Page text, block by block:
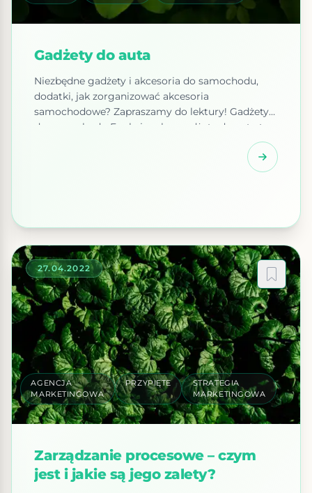
Gadżety do auta
Niezbędne gadżety i akcesoria do samochodu,
dodatki, jak zorganizować akcesoria
samochodowe? Zapraszamy do lektury! Gadżety
do samochodu Funkcjonalne gadżety do auta to
coś więcej, niż środki niezbędne do utrzymania
pojazdu w czystości. Wręcz przeciwnie – gros z
nich ma zapewnić użytkownikowi maksimum
27.04.2022
AGENCJA
MARKETINGOWA
PRZYPIĘTE
STRATEGIA
MARKETINGOWA
Zarządzanie procesowe – czym
jest i jakie są jego zalety?